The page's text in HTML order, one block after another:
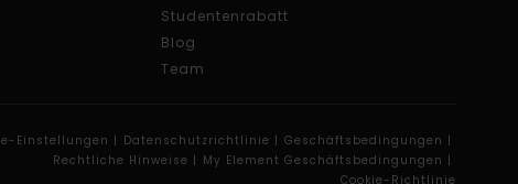
Studentenrabatt
Blog
Team
Einstellungen | Datenschutzrichtlinie | Geschäftsbedingungen |
Rechtliche Hinweise | My Element Geschäftsbedingungen |
Cookie-Richtlinie